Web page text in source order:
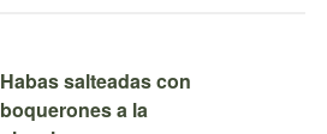
Habas salteadas con
boquerones a la